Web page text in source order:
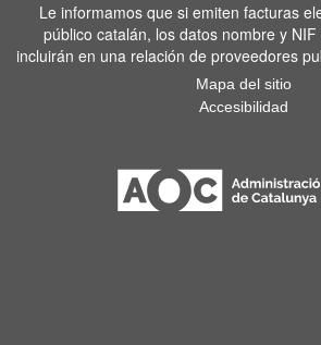
Le informamos que si emiten facturas
público catalán, los datos nombre y
incluirán en una relación de proveedores
Mapa del sitio
Accesibilidad